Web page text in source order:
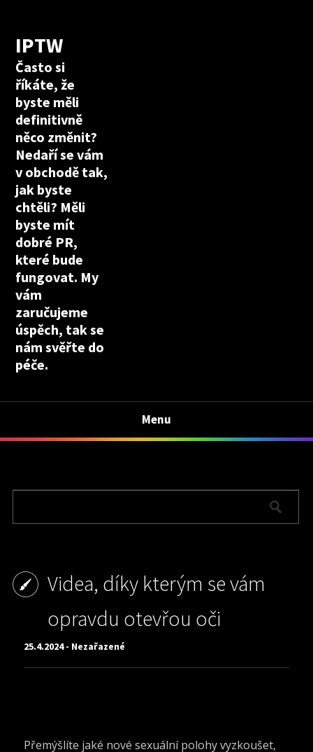
IPTW
Často si
říkáte, že
byste měli
definitivně
něco změnit?
Nedaří se vám
v obchodě tak,
jak byste
chtěli? Měli
byste mít
dobré PR,
které bude
fungovat. My
vám
zaručujeme
úspěch, tak se
nám svěřte do
péče.
Menu
Videa, díky kterým se vám
opravdu otevřou oči
25.4.2024 - Nezařazené
Přemýšlíte jaké novésexuální polohyvyzkoušet,